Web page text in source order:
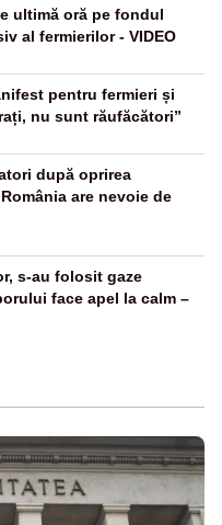
ultimă oră pe fondul
al fermierilor - VIDEO
pentru fermieri și
nu sunt răufăcători”
după oprirea
are nevoie de
s-au folosit gaze
face apel la calm –